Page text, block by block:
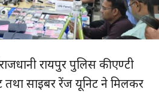
रायपुर पुलिस की एण्टी
तथा साइबर रेंज यूनिट ने मिलकर